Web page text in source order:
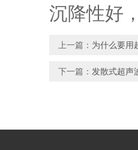
沉降性好
上一篇： 为什么要用
下一篇： 发散式超声